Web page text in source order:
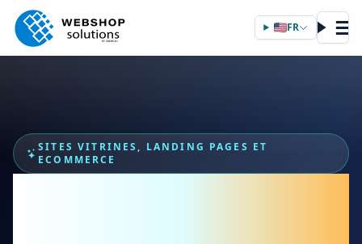
FR ☰
SITES VITRINES, LANDING PAGES ET
ECOMMERCE